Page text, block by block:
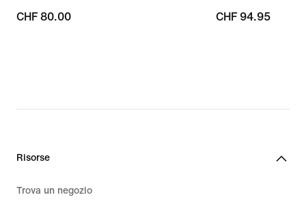
CHF
CHF 80.00
CHF
CHF 94.95
Risorse
Trova un negozio